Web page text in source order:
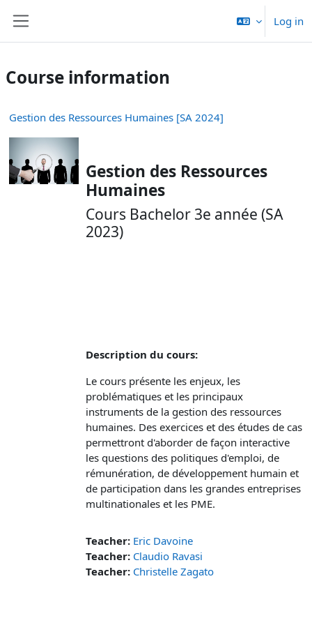
Log in
Course information
Gestion des Ressources Humaines [SA 2024]
Gestion des Ressources
Humaines
Cours Bachelor 3e année (SA
2023)
Description du cours:
Le cours présente les enjeux, les
problématiques et les principaux
instruments de la gestion des ressources
humaines. Des exercices et des études de cas
permettront d'aborder de façon interactive
les questions des politiques d'emploi, de
rémunération, de développement humain et
de participation dans les grandes entreprises
multinationales et les PME.
Teacher: Eric Davoine
Teacher: Claudio Ravasi
Teacher: Christelle Zagato